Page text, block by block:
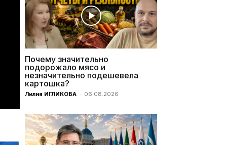
Почему значительно
подорожало мясо и
незначительно подешевела
картошка?
Лилия ИГЛИКОВА - 06.08.2026